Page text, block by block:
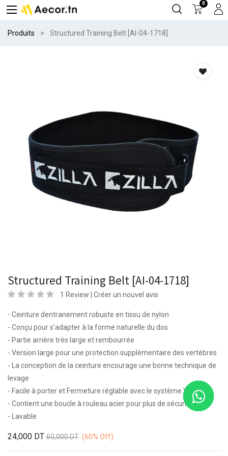
0
Produits Structured Training Belt [AI-04-1718]
Structured Training Belt [AI-04-1718]
1 Review | Créer un nouvel avis
- Ceinture dentranement robuste en tissu de nylon
- Conçu pour s'adapter à la forme naturelle du dos
- Partie arrière très large et rembourrée
- Version large pour une protection supplémentaire des vertèbres
- La conception de la ceinture encourage une bonne technique de
levage
- Facile à porter et Fermeture réglable avec le système Velcro
- Contient une boucle à rouleau acier pour plus de sécurité
- Lavable
24,000 DT 60,000DT (60% Off)